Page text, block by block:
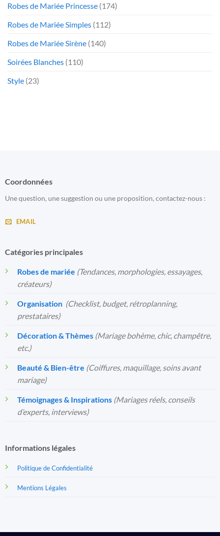
Robes de Mariée Princesse (174)
Robes de Mariée Simples (112)
Robes de Mariée Sirène (140)
Soirées Blanches (110)
Style (23)
Coordonnées
Une question, une suggestion ou une proposition, contactez-nous :
EMAIL
Catégories principales
Robes de mariée (Tendances, morphologies, essayages,
créateurs)
Organisation️ (Checklist, budget, rétroplanning,
prestataires)
Décoration & Thèmes (Mariage bohème, chic, champêtre,
etc.)
Beauté & Bien-être (Coiffures, maquillage, soins avant
mariage)
Témoignages & Inspirations (Mariages réels, conseils
d’experts, interviews)
Informations légales
Politique de Confidentialité
Mentions Légales